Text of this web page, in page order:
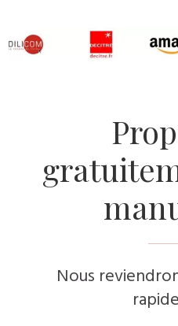
Nous